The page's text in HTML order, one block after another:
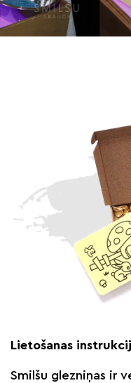
Lietošanas
Smilšu glezniņas ir